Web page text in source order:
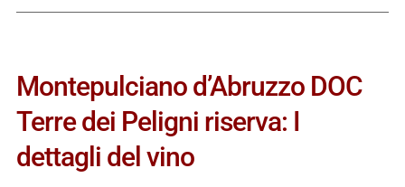
Montepulciano d’Abruzzo DOC
Terre dei Peligni riserva: I
dettagli del vino